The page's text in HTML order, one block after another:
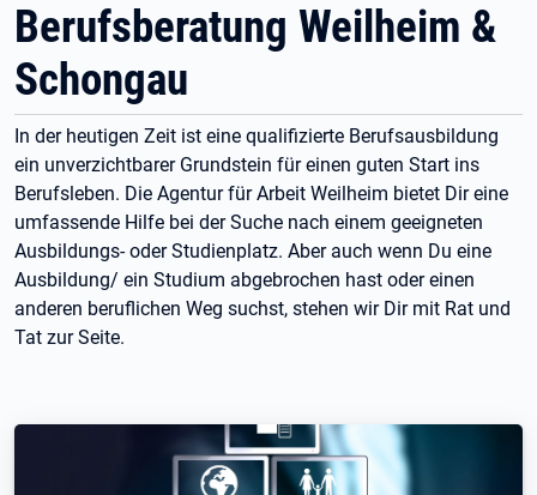
Berufsberatung Weilheim &
Schongau
In der heutigen Zeit ist eine qualifizierte Berufsausbildung
ein unverzichtbarer Grundstein für einen guten Start ins
Berufsleben. Die Agentur für Arbeit Weilheim bietet Dir eine
umfassende Hilfe bei der Suche nach einem geeigneten
Ausbildungs- oder Studienplatz. Aber auch wenn Du eine
Ausbildung/ ein Studium abgebrochen hast oder einen
anderen beruflichen Weg suchst, stehen wir Dir mit Rat und
Tat zur Seite.